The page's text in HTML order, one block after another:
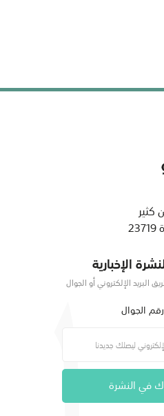
الإخبارية
الإلكتروني أو الجوال
رقم الجوال
في النشرة